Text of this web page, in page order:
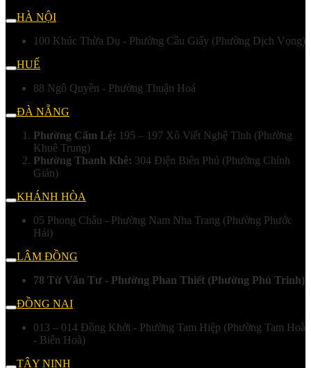
HÀ NỘI
100 Khúc Thừa Dụ - Phường Cầu Giấy (Phường Dịch Vọng)
HUẾ
88 Ngô Quyền - Phường Thuận Hoá
ĐÀ NẴNG
Phường Cẩm Lệ: 195 – 197 Xô Viết Nghệ Tĩnh (Phường
Khuê Trung)
Phường Thanh Khê: 304 Điện Biên Phủ (Phường Chính
Gián)
KHÁNH HÒA
05 Phong Châu - Phường Nam Nha Trang (Phường Phước
Hải)
LÂM ĐỒNG
78 Từ Văn Tư - Phường Phan Thiết (Phường Phú Trinh)
ĐỒNG NAI
013 – 014 Đồng Khởi - Phường Tam Hiệp (Phường Tam Hoà
- Biên Hoà)
TÂY NINH